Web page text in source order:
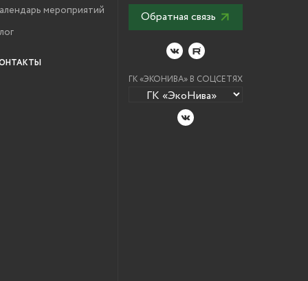
мероприятий
Обратная связь
ГК «ЭКОНИВА» В СОЦСЕТЯХ